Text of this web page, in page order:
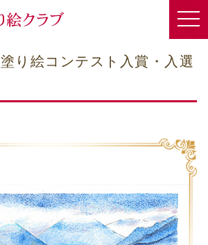
り絵コンテスト入賞・入選